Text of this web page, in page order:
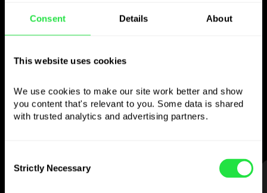
Consent Details About
This website uses cookies
We use cookies to make our site work better and show
you content that's relevant to you. Some data is shared
with trusted analytics and advertising partners.
Selection
Strictly Necessary
Χρησιμοποιήστε το
επιλεγμένο νόμισμα
όπως θέλετε
Στείλτε χρήματα στο εξωτερικό,
κάντε ανάληψη από ATM χωρίς
προμήθεια, πληρώστε με την κάρτα